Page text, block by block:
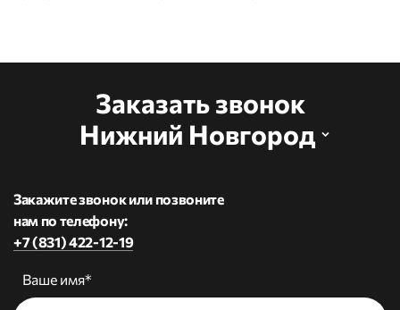
Заказать звонок
Нижний Новгород
Закажите звонок или позвоните
нам по телефону:
+7 (831) 422-12-19
Ваше имя*